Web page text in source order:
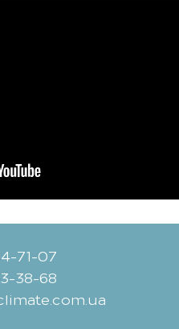
71-07
38-68